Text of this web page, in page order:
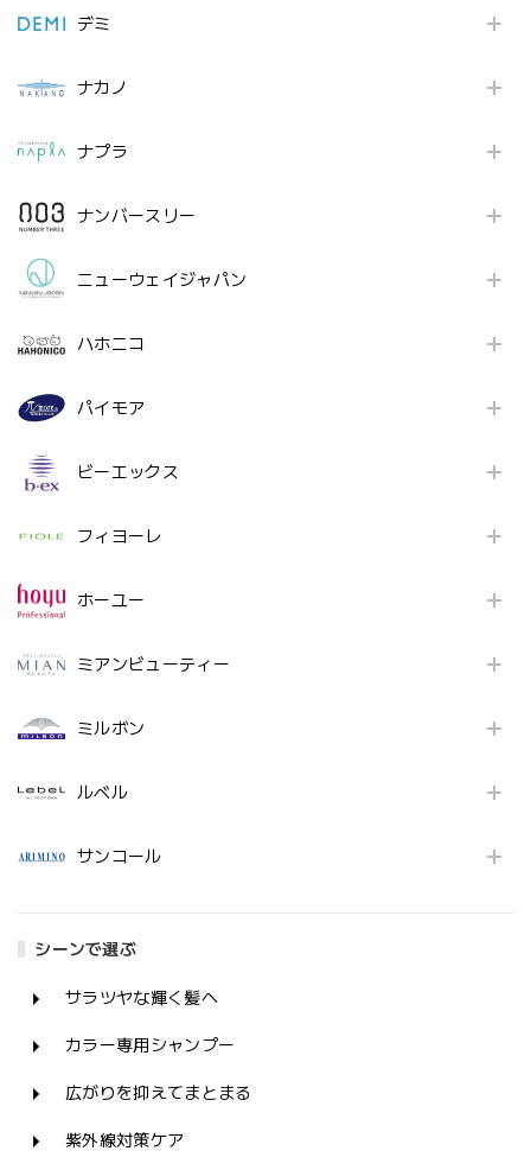
デミ
ナカノ
ナプラ
ナンバースリー
ニューウェイジャパン
ハホニコ
パイモア
ビーエックス
フィヨーレ
ホーユー
ミアンビューティー
ミルボン
ルベル
サンコール
シーンで選ぶ
サラツヤな輝く髪へ
カラー専用シャンプー
広がりを抑えてまとまる
紫外線対策ケア